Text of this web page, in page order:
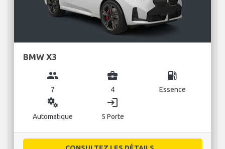
BMW X3
group
7
business_center
4
local_gas_station
Essence
miscellaneous_services
Automatique
login
5 Porte